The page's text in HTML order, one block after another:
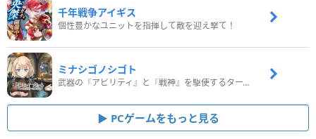
千年戦争アイギス
個性豊かなユニットを指揮して敵を迎え撃て！
ミナシゴノシゴト
武器の『アビリティ』と『戦神』を駆使するターン制コマンドバトルRPG！
PCゲームをもっと見る